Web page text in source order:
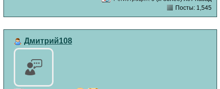
Посты: 1,545
Дмитрий108